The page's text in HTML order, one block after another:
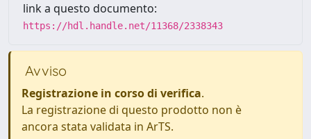
link a questo documento:
https://hdl.handle.net/11368/2338343
Avviso
Registrazione in corso di verifica.
La registrazione di questo prodotto non è
ancora stata validata in ArTS.